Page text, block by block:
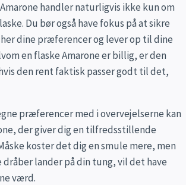
handler naturligvis ikke kun om
Du bør også have fokus på at sikre
dine præferencer og lever op til dine
en flaske Amarone er billig, er den
den rent faktisk passer godt til det,
præferencer med i overvejelserne kan
der giver dig en tilfredsstillende
koster det dig en smule mere, men
lander på din tung, vil det have
værd.